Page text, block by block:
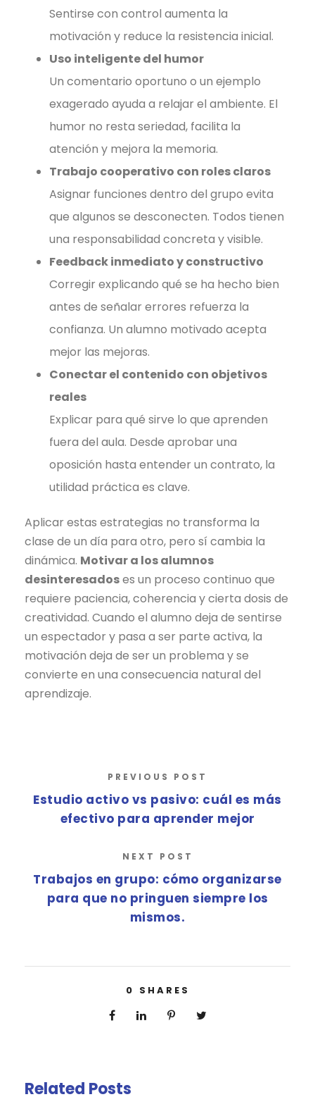
Sentirse con control aumenta la
motivación y reduce la resistencia inicial.
Uso inteligente del humor
Un comentario oportuno o un ejemplo
exagerado ayuda a relajar el ambiente. El
humor no resta seriedad, facilita la
atención y mejora la memoria.
Trabajo cooperativo con roles claros
Asignar funciones dentro del grupo evita
que algunos se desconecten. Todos tienen
una responsabilidad concreta y visible.
Feedback inmediato y constructivo
Corregir explicando qué se ha hecho bien
antes de señalar errores refuerza la
confianza. Un alumno motivado acepta
mejor las mejoras.
Conectar el contenido con objetivos
reales
Explicar para qué sirve lo que aprenden
fuera del aula. Desde aprobar una
oposición hasta entender un contrato, la
utilidad práctica es clave.
Aplicar estas estrategias no transforma la
clase de un día para otro, pero sí cambia la
dinámica. Motivar a los alumnos
desinteresadoses un proceso continuo que
requiere paciencia, coherencia y cierta dosis de
creatividad. Cuando el alumno deja de sentirse
un espectador y pasa a ser parte activa, la
motivación deja de ser un problema y se
convierte en una consecuencia natural del
aprendizaje.
PREVIOUS POST
Estudio activo vs pasivo: cuál es más
efectivo para aprender mejor
NEXT POST
Trabajos en grupo: cómo organizarse
para que no pringuen siempre los
mismos.
0 SHARES
Related Posts